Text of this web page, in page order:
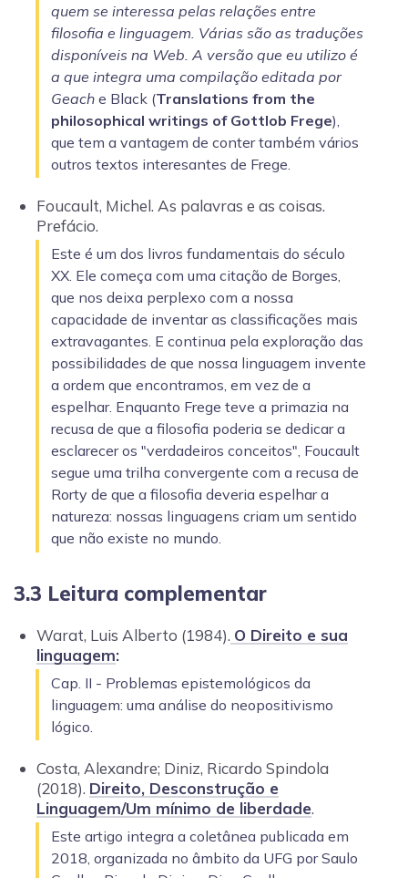
quem se interessa pelas relações entre
filosofia e linguagem. Várias são as traduções
disponíveis na Web. A versão que eu utilizo é
a que integra uma compilação editada por
Geach e Black (Translations from the
philosophical writings of Gottlob Frege),
que tem a vantagem de conter também vários
outros textos interesantes de Frege.
Foucault, Michel. As palavras e as coisas.
Prefácio.
Este é um dos livros fundamentais do século
XX. Ele começa com uma citação de Borges,
que nos deixa perplexo com a nossa
capacidade de inventar as classificações mais
extravagantes. E continua pela exploração das
possibilidades de que nossa linguagem invente
a ordem que encontramos, em vez de a
espelhar. Enquanto Frege teve a primazia na
recusa de que a filosofia poderia se dedicar a
esclarecer os "verdadeiros conceitos", Foucault
segue uma trilha convergente com a recusa de
Rorty de que a filosofia deveria espelhar a
natureza: nossas linguagens criam um sentido
que não existe no mundo.
3.3 Leitura complementar
Warat, Luis Alberto (1984). O Direito e sua
linguagem:
Cap. II - Problemas epistemológicos da
linguagem: uma análise do neopositivismo
lógico.
Costa, Alexandre; Diniz, Ricardo Spindola
(2018). Direito, Desconstrução e
Linguagem/Um mínimo de liberdade.
Este artigo integra a coletânea publicada em
2018, organizada no âmbito da UFG por Saulo